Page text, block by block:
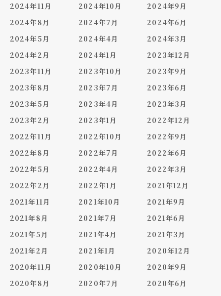
2024年11月
2024年10月
2024年9月
2024年8月
2024年7月
2024年6月
2024年5月
2024年4月
2024年3月
2024年2月
2024年1月
2023年12月
2023年11月
2023年10月
2023年9月
2023年8月
2023年7月
2023年6月
2023年5月
2023年4月
2023年3月
2023年2月
2023年1月
2022年12月
2022年11月
2022年10月
2022年9月
2022年8月
2022年7月
2022年6月
2022年5月
2022年4月
2022年3月
2022年2月
2022年1月
2021年12月
2021年11月
2021年10月
2021年9月
2021年8月
2021年7月
2021年6月
2021年5月
2021年4月
2021年3月
2021年2月
2021年1月
2020年12月
2020年11月
2020年10月
2020年9月
2020年8月
2020年7月
2020年6月